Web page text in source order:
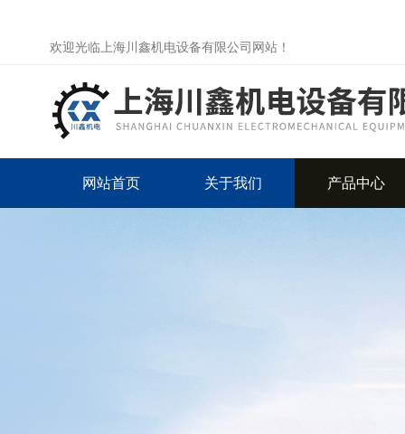
欢迎光临上海川鑫机电设备有限公司网站！
网站首页 关于我们 产品中心